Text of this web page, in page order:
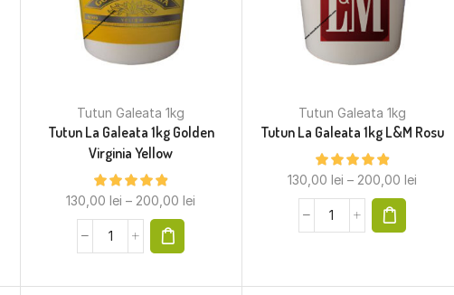
Tutun Galeata 1kg
Tutun La Galeata 1kg Golden
Virginia Yellow
130,00lei – 200,00lei
Tutun Galeata 1kg
Tutun La Galeata 1kg L&M Rosu
130,00 lei – 200,00 lei